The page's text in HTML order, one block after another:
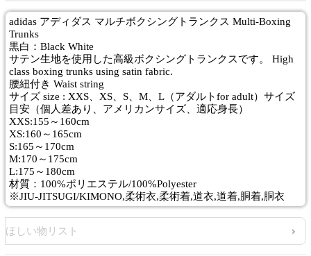
adidas アディダス マルチボクシングトランクス Multi-Boxing
Trunks
黒白：Black White
サテン生地を使用した高級ボクシングトランクスです。 High
class boxing trunks using satin fabric.
腰紐付き Waist string
サイズ size : XXS、XS、S、M、L（アダルトfor adult）サイズ
目安（個人差あり、アメリカンサイズ、適応身長）
XXS:155～160cm
XS:160～165cm
S:165～170cm
M:170～175cm
L:175～180cm
材質：100%ポリエステル/100%Polyester
※JIU-JITSUGI/KIMONO,柔術衣,柔術着,道衣,道着,胴着,胴衣
ほしい物リスト